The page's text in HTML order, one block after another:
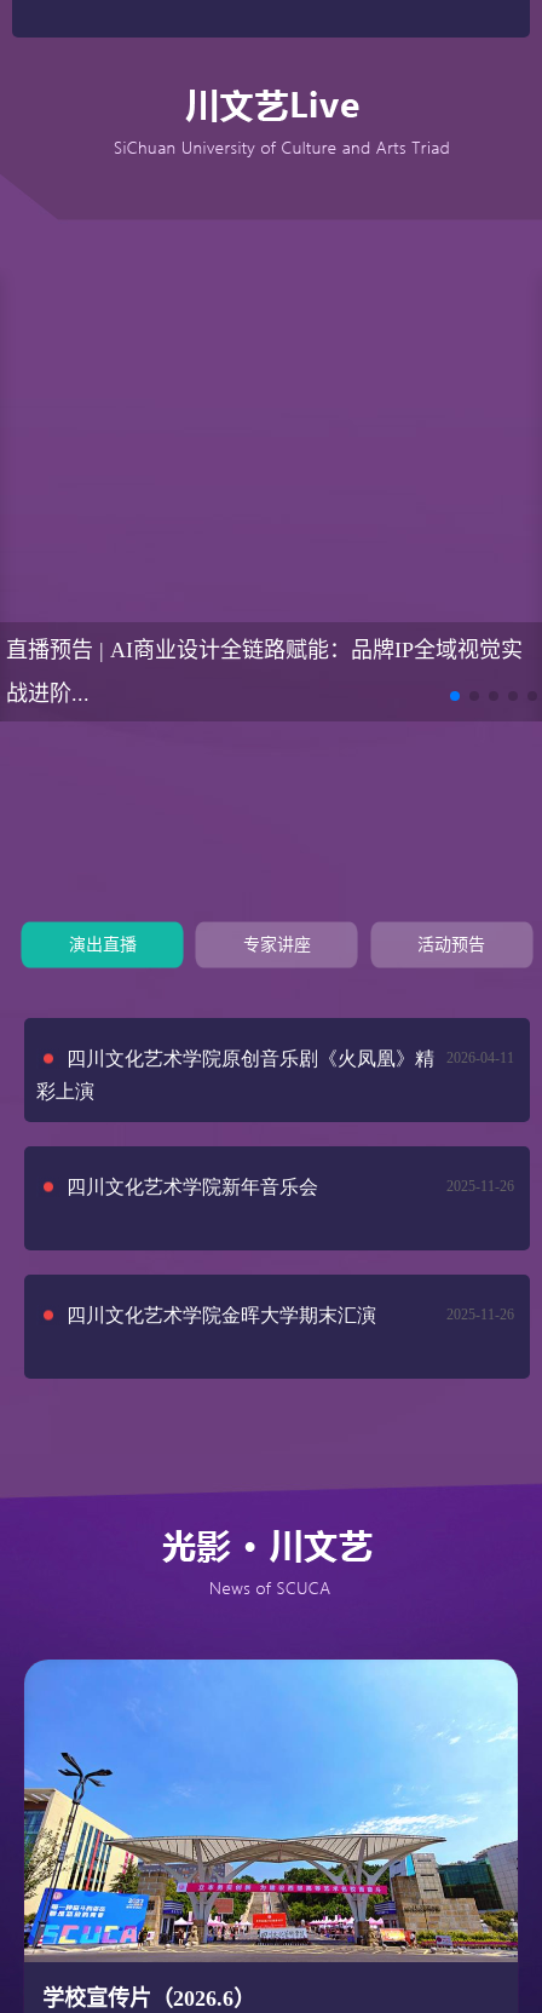
预告 | 歌剧《费加罗的婚礼》 即将上演！
演出直播 专家讲座 活动预告
学校宣传片（2026.6）